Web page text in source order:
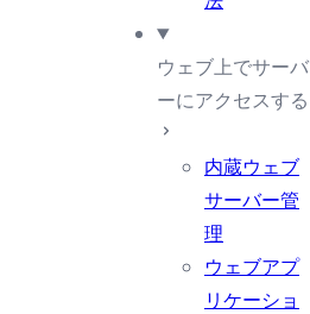
ウェブ上でサーバ
ーにアクセスする
内蔵ウェブ
サーバー管
理
ウェブアプ
リケーショ